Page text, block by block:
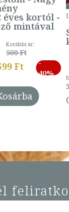
éves kortól -
mintával
Korábbi ár:
500 Ft
Ft
-
40%